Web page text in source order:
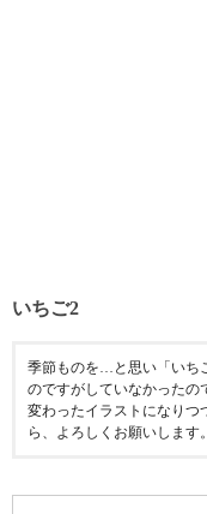
いちご2
季節ものを…と思い「いち
のですがしていなかったの
変わったイラストになりつ
ら、よろしくお願いします。